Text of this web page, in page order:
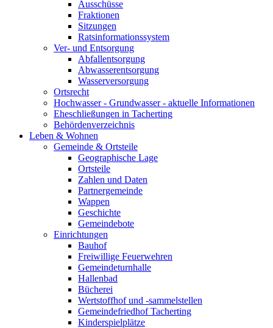
Ausschüsse
Fraktionen
Sitzungen
Ratsinformationssystem
Ver- und Entsorgung
Abfallentsorgung
Abwasserentsorgung
Wasserversorgung
Ortsrecht
Hochwasser - Grundwasser - aktuelle Informationen
Eheschließungen in Tacherting
Behördenverzeichnis
Leben & Wohnen
Gemeinde & Ortsteile
Geographische Lage
Ortsteile
Zahlen und Daten
Partnergemeinde
Wappen
Geschichte
Gemeindebote
Einrichtungen
Bauhof
Freiwillige Feuerwehren
Gemeindeturnhalle
Hallenbad
Bücherei
Wertstoffhof und -sammelstellen
Gemeindefriedhof Tacherting
Kinderspielplätze